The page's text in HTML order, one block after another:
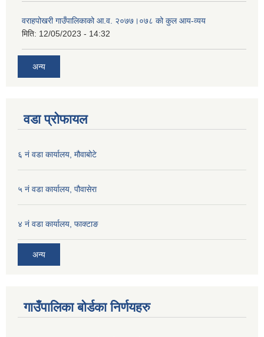
वराहपोखरी गाउँपालिकाको आ.व. २०७७।०७८ को कुल आय-व्यय
मिति: 12/05/2023 - 14:32
अन्य
वडा प्रोफायल
६ नं वडा कार्यालय, मौवाबोटे
५ नं वडा कार्यालय, पौवासेरा
४ नं वडा कार्यालय, फाक्टाङ
अन्य
गाउँपालिका बोर्डका निर्णयहरु